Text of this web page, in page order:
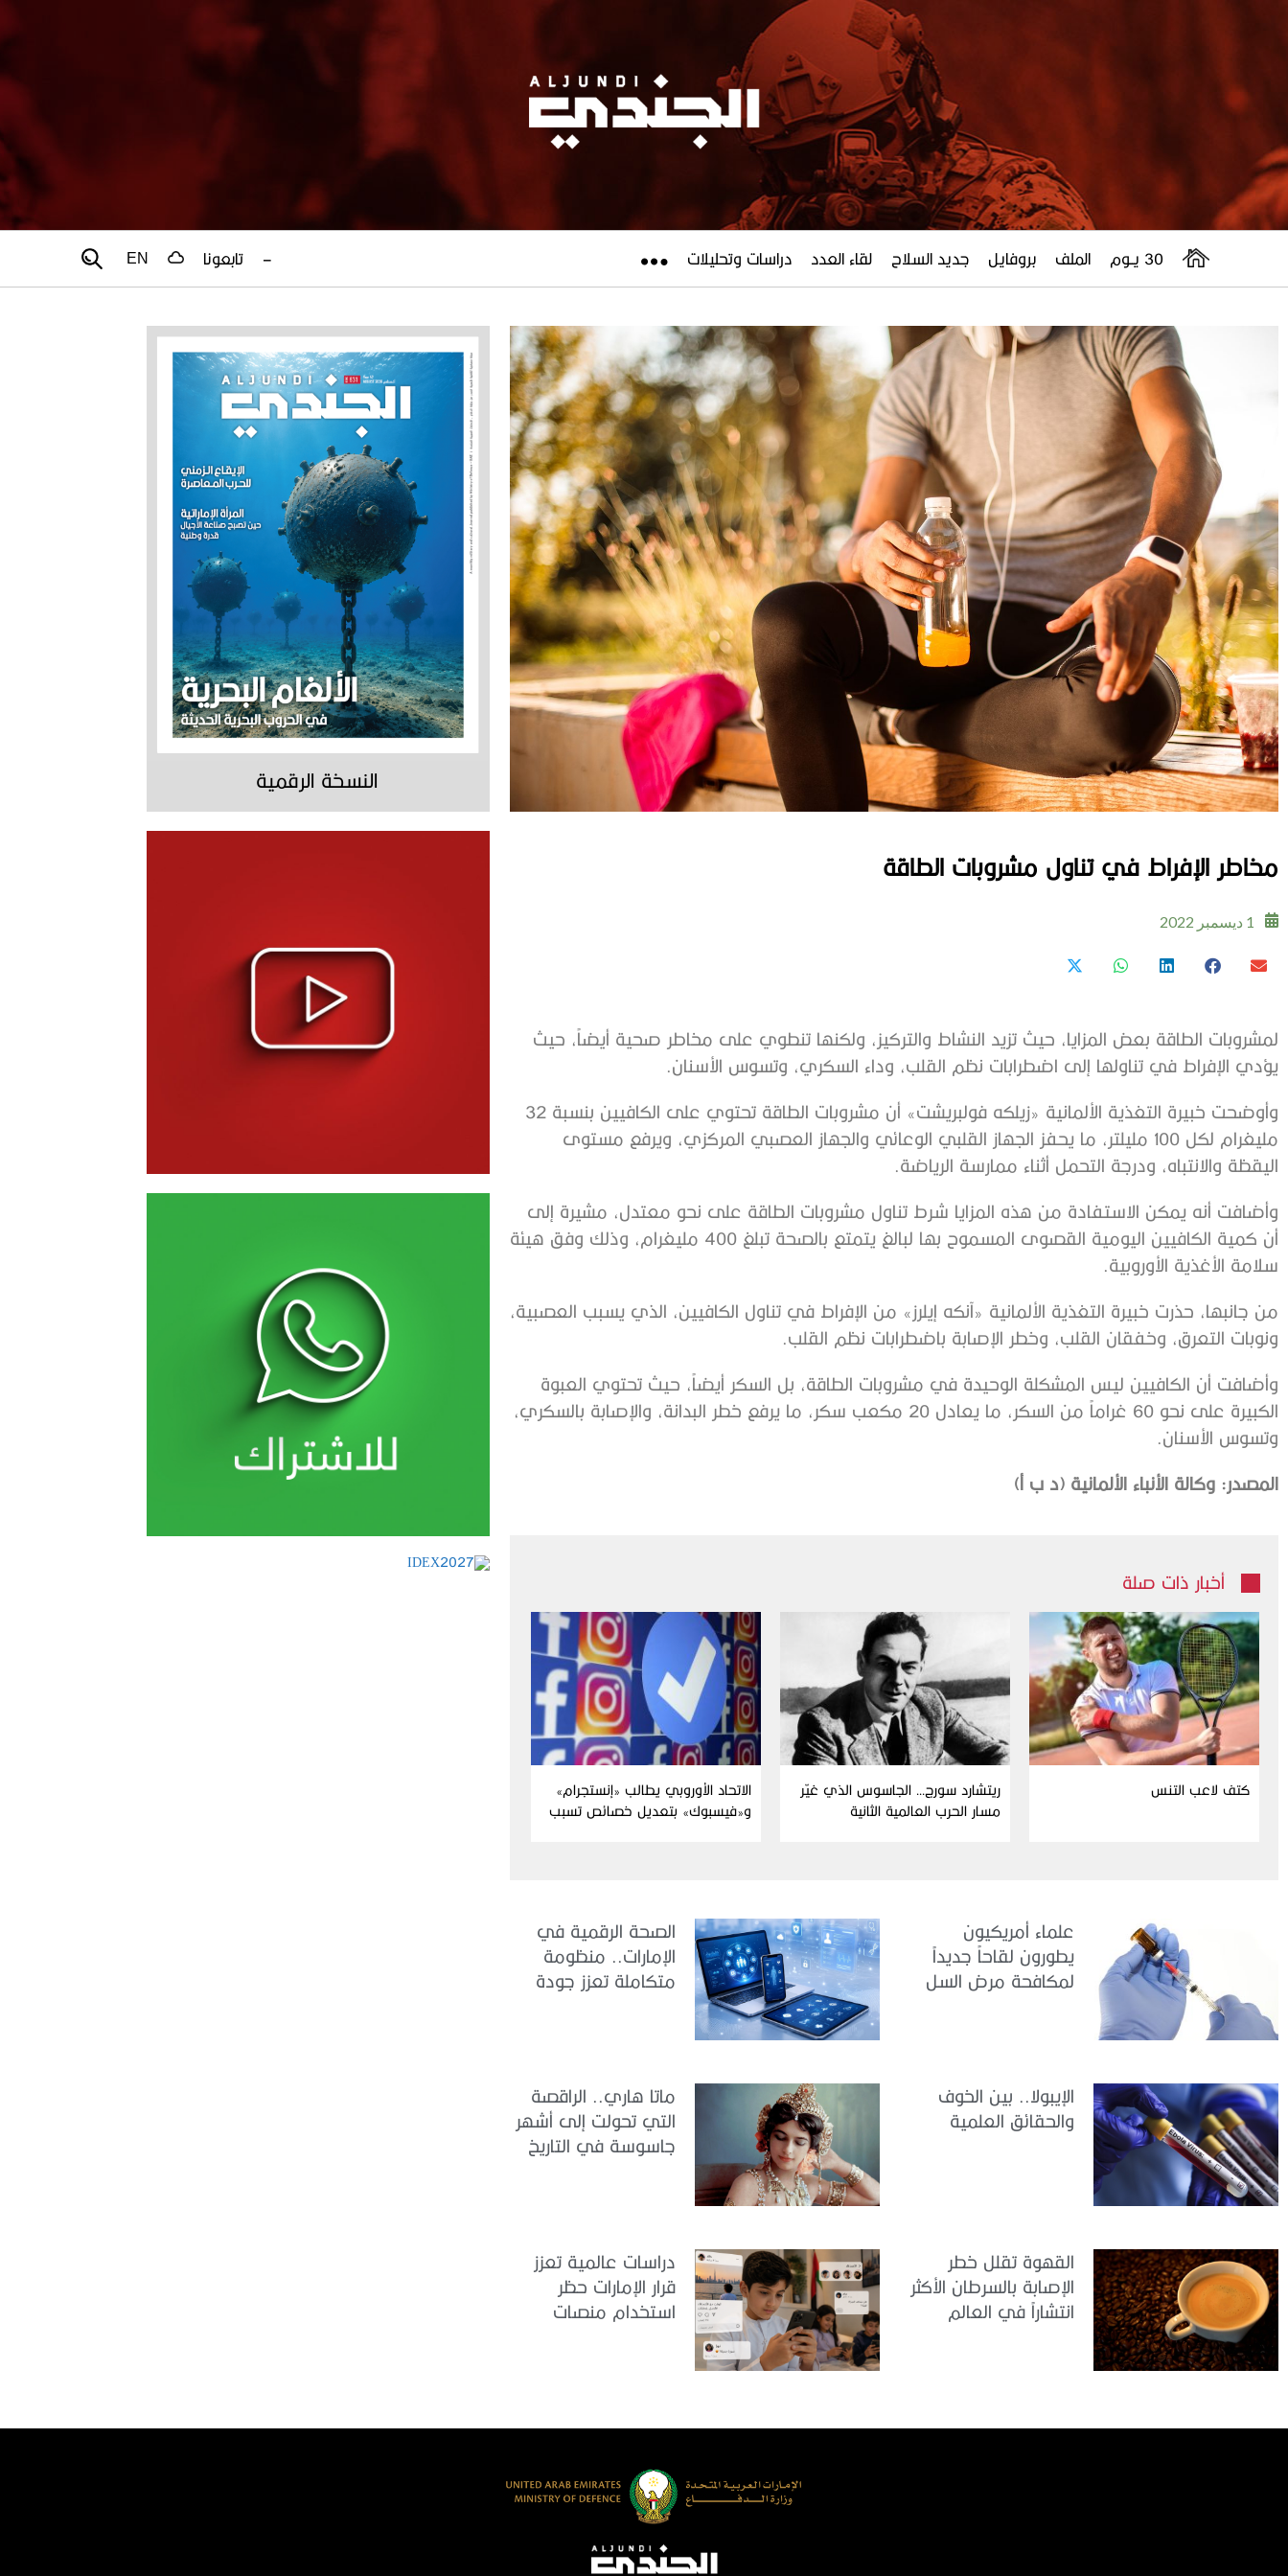
30 يــوم الملف بروفايل جديد السلاح لقاء العدد دراسات وتحليلات – تابعونا EN
مخاطر الإفراط في تناول مشروبات الطاقة
1 ديسمبر 2022
لمشروبات الطاقة بعض المزايا، حيث تزيد النشاط والتركيز، ولكنها تنطوي على مخاطر صحية أيضاً، حيث
يؤدي الإفراط في تناولها إلى اضطرابات نظم القلب، وداء السكري، وتسوس الأسنان.
وأوضحت خبيرة التغذية الألمانية «زيلكه فولبريشت» أن مشروبات الطاقة تحتوي على الكافيين بنسبة 32
مليغرام لكل 100 مليلتر، ما يحفز الجهاز القلبي الوعائي والجهاز العصبي المركزي، ويرفع مستوى
اليقظة والانتباه، ودرجة التحمل أثناء ممارسة الرياضة.
وأضافت أنه يمكن الاستفادة من هذه المزايا شرط تناول مشروبات الطاقة على نحو معتدل، مشيرة إلى
أن كمية الكافيين اليومية القصوى المسموح بها لبالغ يتمتع بالصحة تبلغ 400 مليغرام، وذلك وفق هيئة
سلامة الأغذية الأوروبية.
من جانبها، حذرت خبيرة التغذية الألمانية «آنكه إيلرز» من الإفراط في تناول الكافيين، الذي يسبب العصبية،
ونوبات التعرق، وخفقان القلب، وخطر الإصابة باضطرابات نظم القلب.
وأضافت أن الكافيين ليس المشكلة الوحيدة في مشروبات الطاقة، بل السكر أيضاً، حيث تحتوي العبوة
الكبيرة على نحو 60 غراماً من السكر، ما يعادل 20 مكعب سكر، ما يرفع خطر البدانة، والإصابة بالسكري،
وتسوس الأسنان.
المصدر: وكالة الأنباء الألمانية (د ب أ)
أخبار ذات صلة
كتف لاعب التنس
ريتشارد سورج… الجاسوس الذي غيّر
مسار الحرب العالمية الثانية
الاتحاد الأوروبي يطالب «إنستجرام»
و«فيسبوك» بتعديل خصائص تسبب
علماء أمريكيون
يطورون لقاحاً جديداً
لمكافحة مرض السل
الصحة الرقمية في
الإمارات.. منظومة
متكاملة تعزز جودة
الإيبولا.. بين الخوف
والحقائق العلمية
ماتا هاري.. الراقصة
التي تحولت إلى أشهر
جاسوسة في التاريخ
القهوة تقلل خطر
الإصابة بالسرطان الأكثر
انتشاراً في العالم
دراسات عالمية تعزز
قرار الإمارات حظر
استخدام منصات
النسخة الرقمية